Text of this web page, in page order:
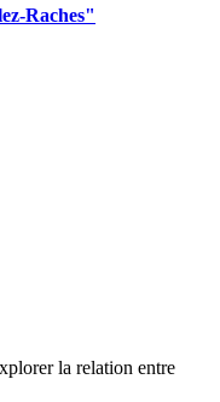
Raches"
la relation entre